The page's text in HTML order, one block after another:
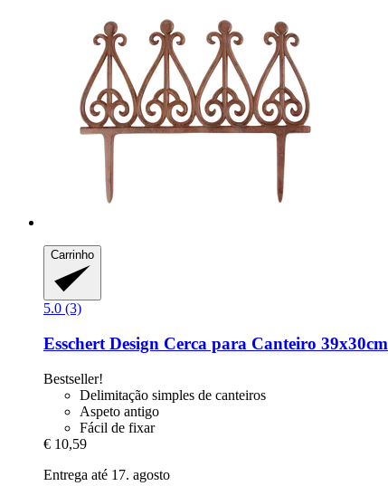
Carrinho
5.0 (3)
Esschert Design Cerca para Canteiro 39x30cm
Bestseller!
Delimitação simples de canteiros
Aspeto antigo
Fácil de fixar
€ 10,59
Entrega até 17. agosto